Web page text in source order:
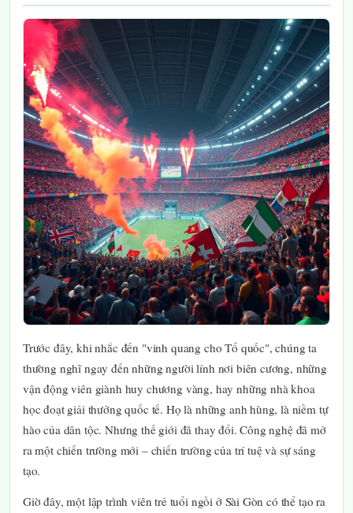
Trước đây, khi nhắc đến "vinh quang cho Tổ quốc", chúng ta
thường nghĩ ngay đến những người lính nơi biên cương, những
vận động viên giành huy chương vàng, hay những nhà khoa
học đoạt giải thưởng quốc tế. Họ là những anh hùng, là niềm tự
hào của dân tộc. Nhưng thế giới đã thay đổi. Công nghệ đã mở
ra một chiến trường mới – chiến trường của trí tuệ và sự sáng
tạo.
Giờ đây, một lập trình viên trẻ tuổi ngồi ở Sài Gòn có thể tạo ra